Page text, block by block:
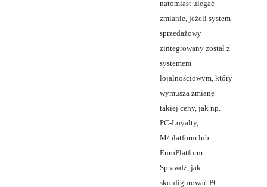
natomiast ulegać
zmianie, jeżeli system
sprzedażowy
zintegrowany został z
systemem
lojalnościowym, który
wymusza zmianę
takiej ceny, jak np.
PC-Loyalty,
M/platform lub
EuroPlatform.
Sprawdź, jak
skonfigurować PC-